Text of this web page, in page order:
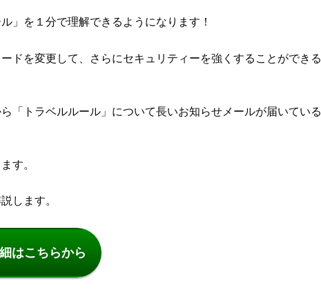
」を１分で理解できるようになります！
ドを変更して、さらにセキュリティーを強くすることができ
「トラベルルール」について長いお知らせメールが届いてい
す。
します。
はこちらから